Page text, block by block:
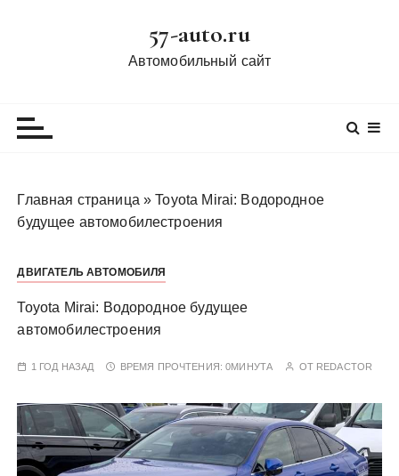
57-auto.ru
Автомобильный сайт
Главная страница »Toyota Mirai: Водородное
будущее автомобилестроения
ДВИГАТЕЛЬ АВТОМОБИЛЯ
Toyota Mirai: Водородное будущее
автомобилестроения
1 ГОД НАЗАД ВРЕМЯ ПРОЧТЕНИЯ:0МИНУТА ОТ REDACTOR